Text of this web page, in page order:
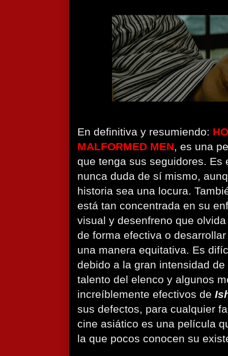
En definitiva y resumiendo:
MALFORMED MEN, es una
que tenga sus seguidores. Es
nunca duda de sí mismo,
historia sea una locura.
está tan concentrada en su
visual y desenfreno que
de forma efectiva o
una manera equitativa. Es
debido a la gran intensidad
talento del elenco y algunos
increíblemente efectivos de
sus defectos, para cualquier
cine asiático es una película
la que pocos conocen su